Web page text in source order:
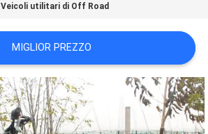
Veicoli utilitari di Off Road
MIGLIOR PREZZO